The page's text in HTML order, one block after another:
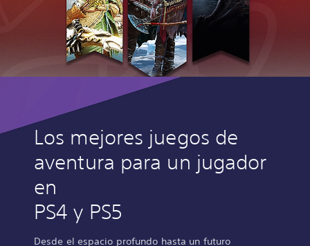
Los mejores juegos de
aventura para un jugador
en
PS4 y PS5
Desde el espacio profundo hasta un futuro